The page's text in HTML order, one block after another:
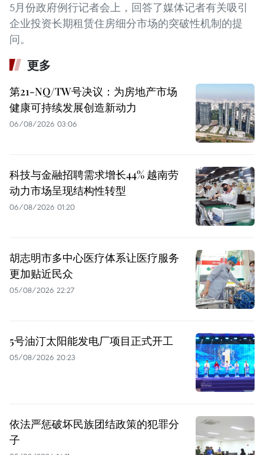
5月份政府例行记者会上，回答了媒体记者有关吸引
企业投资长期租赁住房细分市场的突破性机制的提
问。
更多
第21-NQ/TW号决议：为房地产市场
健康可持续发展创造新动力
06/08/2026 03:06
科技与金融招聘需求增长44% 越南劳
动力市场呈现结构性转型
06/08/2026 01:20
胡志明市多中心医疗体系让医疗服务
更加贴近民众
05/08/2026 22:27
5号油汀太阳能发电厂项目正式开工
05/08/2026 20:23
依法严惩破坏民族团结政策的犯罪分
子